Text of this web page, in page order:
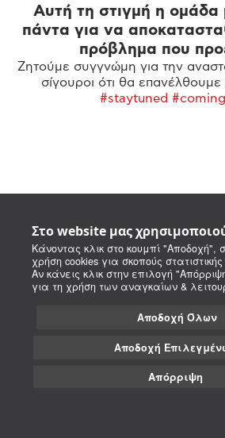
Στο website μας
Κάνοντας κλικ στο κουμπί "Αποδοχή",
χρήση cookies για σκοπούς
Αν κάνεις κλικ στην επιλογή
για τη χρήση των αναγκαίων &
Αποδοχή Όλων
Αποδοχή
Απόρριψη
Αυτή τη στιγμή η ομάδα
πάντα για να
πρόβλημα που
Ζητούμε συγγνώμη για την
σίγουροι ότι θα
#staytuned